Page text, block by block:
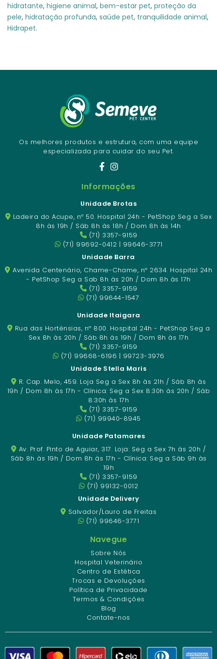
hidratante, higiene animal, bem-estar pet, proteção da
pele, hidratação profunda, saúde pet, tranquilidade animal,
Hidrapet.
Os melhores produtos e estrutura, com uma equipe
especializada para cuidar do seu Pet.
Informações
Unidade Brotas
Ladeira do Acupe, nº 50. Hospital 24h - PetShop Seg a Sex
8h às 19h / Sáb 8h às 18h / Dom 8h às 14h
(71) 3357-9159
(71) 99692-0412 | 99646-3771
Unidade Barra
Avenida Centenário, Chame-Chame, nº 2634. Hospital 24h
- PetShop Seg a Sab 8h às 20h / Dom 8h às 17h
(71) 3357-9159
(71) 99644-1547
Unidade Itaigara
Rua das Hortênsias, nº 800. Hospital 24h - PetShop Seg a
Sex 8h às 20h / Sáb 8h às 19h / Dom 8h às 17h
(71) 3357-9159
(71) 99668-6196 | 99723-3976
Unidade Stella Maris
R. Cap. Melo, 459. Loja Seg a Sex 8h às 21h / Sáb 8h às
19h / Dom 8h às 17h - Clínica: Seg a Sex 8:30h às 20h / Sáb
8:30h às 17h
(71) 3357-9159
(71) 99940-8945
Unidade Patamares
Av. Prof. Pinto de Aguiar, 317. Loja: Seg a Sex 7h às 20h /
Sáb 8h às 19h / Dom 8h às 17h - Clínica: Seg a Sáb 9h às
19h
(71) 3357-9159
(71) 99132-0012
Unidade Delivery
Salvador/Lauro de Freitas
(71) 99646-3771
Navegue
Sobre Nós
Hospital Veterinário
Centro de Estética
Trocas e Devoluções
Política de Privacidade
Termos & Condições
Blog
Contate-nos